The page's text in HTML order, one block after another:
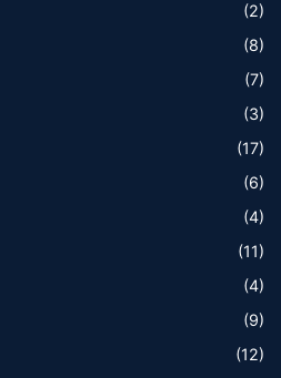
(2)
(8)
(7)
(3)
(17)
(6)
(4)
(11)
(4)
(9)
(12)